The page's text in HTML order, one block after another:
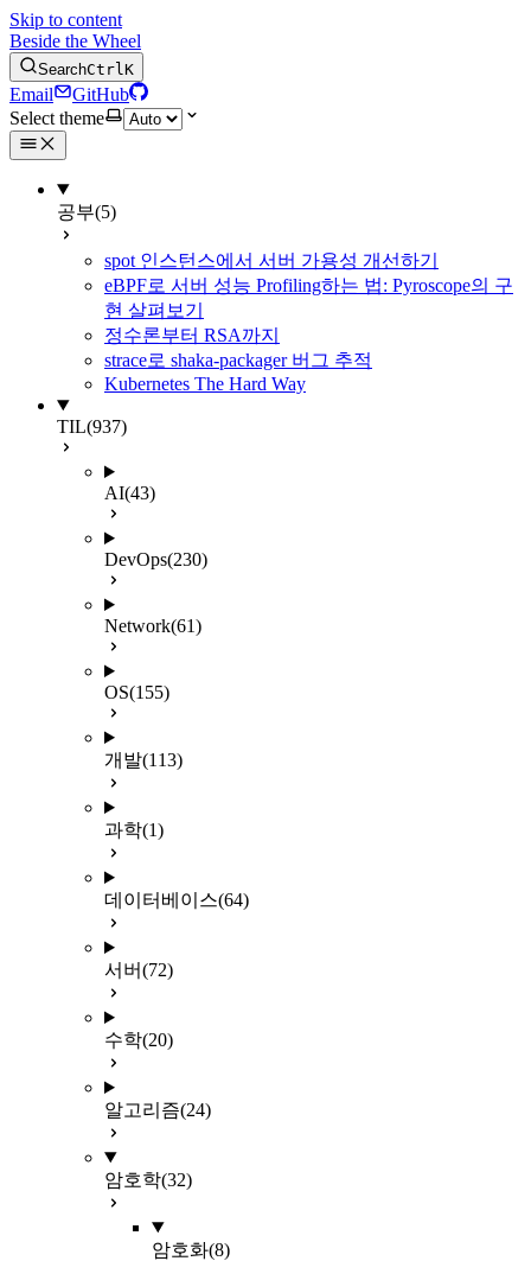
Skip to content
Beside the Wheel
SearchCtrlK
Email
GitHub
Select theme
공부(5)
spot 인스턴스에서 서버 가용성 개선하기
eBPF로 서버 성능 Profiling하는 법: Pyroscope의 구
현 살펴보기
정수론부터 RSA까지
strace로 shaka-packager 버그 추적
Kubernetes The Hard Way
TIL(937)
AI(43)
DevOps(230)
Network(61)
OS(155)
개발(113)
과학(1)
데이터베이스(64)
서버(72)
수학(20)
알고리즘(24)
암호학(32)
암호화(8)